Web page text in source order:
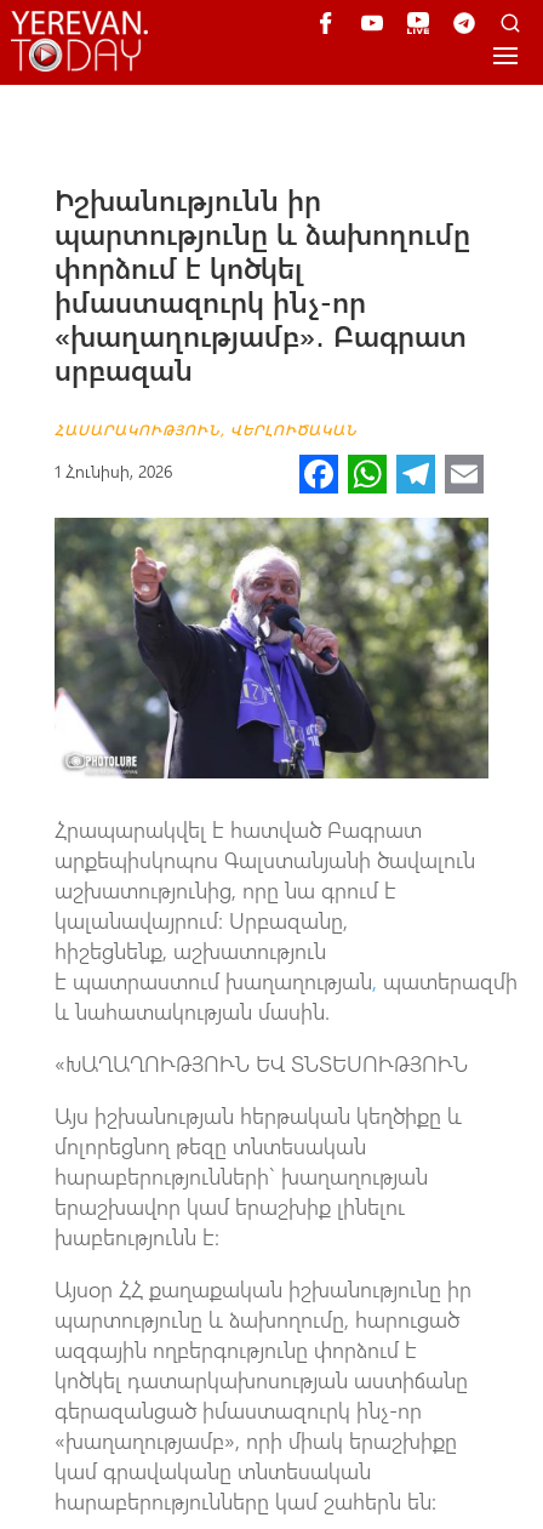
Իշխանությունն իր
պարտությունը և ձախողումը
փորձում է կոծկել
իմաստազուրկ ինչ-որ
«խաղաղությամբ»․ Բագրատ
սրբազան
ՀԱՍԱՐԱԿՈՒԹՅՈՒՆ, ՎԵՐԼՈՒԾԱԿԱՆ
1 Հունիսի, 2026 Fa
ce
b
o
o
k
W
h
at
s
A
p
p
Te
le
gr
a
m
m
ail
Հրապարակվել է հատված Բագրատ
արքեպիսկոպոս Գալստանյանի ծավալուն
աշխատությունից, որը նա գրում է
կալանավայրում։ Սրբազանը,
հիշեցնենք, աշխատություն
է պատրաստում խաղաղության, պատերազմի
և նահատակության մասին.
«ԽԱՂԱՂՈՒԹՅՈՒՆ ԵՎ ՏՆՏԵՍՈՒԹՅՈՒՆ
Այս իշխանության հերթական կեղծիքը և
մոլորեցնող թեզը տնտեսական
հարաբերությունների` խաղաղության
երաշխավոր կամ երաշխիք լինելու
խաբեությունն է:
Այսօր ՀՀ քաղաքական իշխանությունը իր
պարտությունը և ձախողումը, հարուցած
ազգային ողբերգությունը փորձում է
կոծկել դատարկախոսության աստիճանը
գերազանցած իմաստազուրկ ինչ-որ
«խաղաղությամբ», որի միակ երաշխիքը
կամ գրավականը տնտեսական
հարաբերությունները կամ շահերն են: